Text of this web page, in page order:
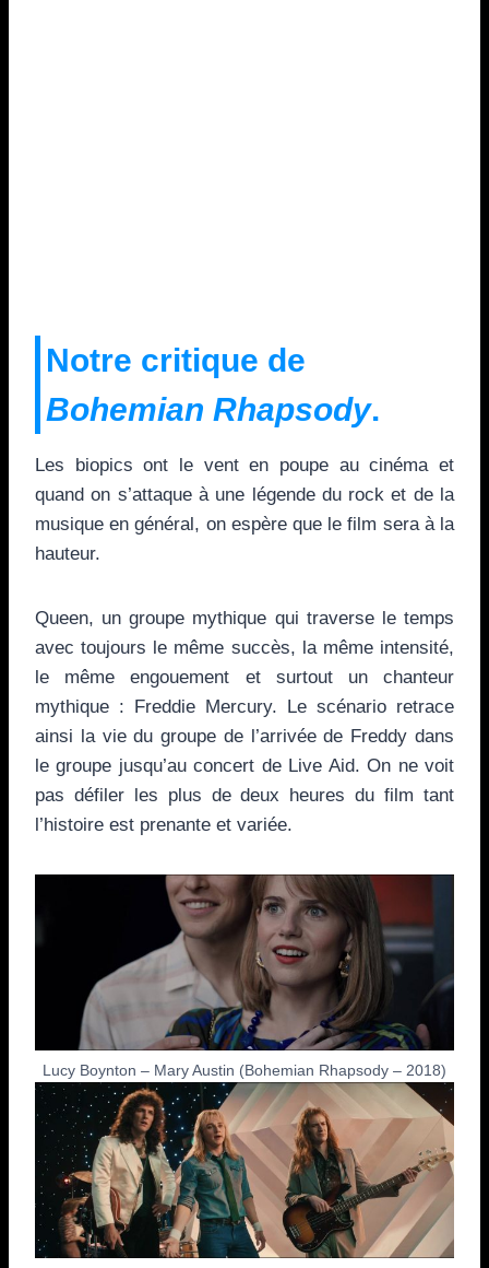
Notre critique de
Bohemian Rhapsody.
Les biopics ont le vent en poupe au cinéma et
quand on s’attaque à une légende du rock et de la
musique en général, on espère que le film sera à la
hauteur.
Queen, un groupe mythique qui traverse le temps
avec toujours le même succès, la même intensité,
le même engouement et surtout un chanteur
mythique : Freddie Mercury. Le scénario retrace
ainsi la vie du groupe de l’arrivée de Freddy dans
le groupe jusqu’au concert de Live Aid. On ne voit
pas défiler les plus de deux heures du film tant
l’histoire est prenante et variée.
Lucy Boynton – Mary Austin (Bohemian Rhapsody – 2018)